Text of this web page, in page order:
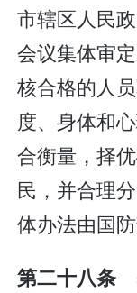
市辖区人民
会议集体审
核合格的人
度、身体和
合衡量，择
民，并合理
体办法由国
第二十八条